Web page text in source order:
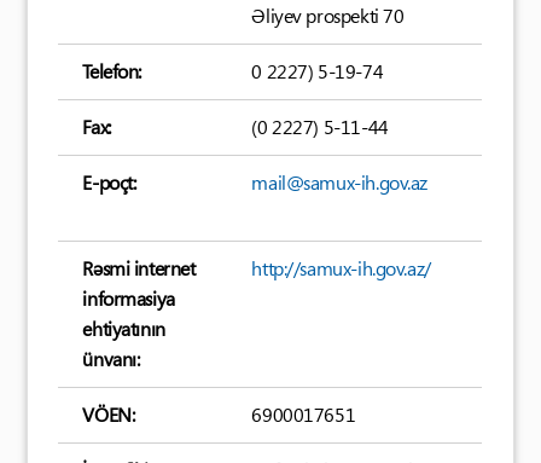
Əliyev prospekti 70
Telefon: 0 2227) 5-19-74
Fax: (0 2227) 5-11-44
E-poçt: mail@samux-ih.gov.az
Rəsmi internet
informasiya
ehtiyatının
ünvanı:
http://samux-ih.gov.az/
VÖEN: 6900017651